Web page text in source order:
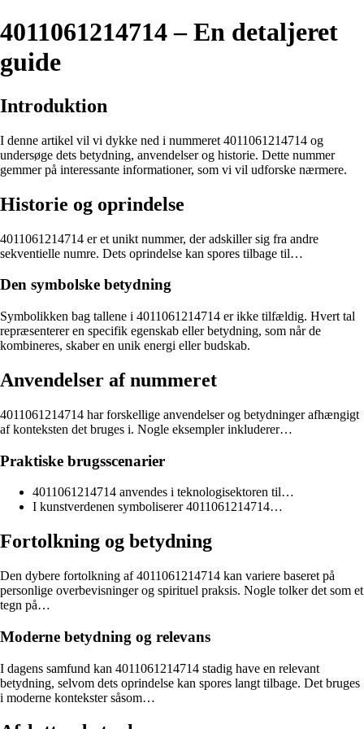
4011061214714 – En detaljeret
guide
Introduktion
I denne artikel vil vi dykke ned i nummeret 4011061214714 og
undersøge dets betydning, anvendelser og historie. Dette nummer
gemmer på interessante informationer, som vi vil udforske nærmere.
Historie og oprindelse
4011061214714 er et unikt nummer, der adskiller sig fra andre
sekventielle numre. Dets oprindelse kan spores tilbage til…
Den symbolske betydning
Symbolikken bag tallene i 4011061214714 er ikke tilfældig. Hvert tal
repræsenterer en specifik egenskab eller betydning, som når de
kombineres, skaber en unik energi eller budskab.
Anvendelser af nummeret
4011061214714 har forskellige anvendelser og betydninger afhængigt
af konteksten det bruges i. Nogle eksempler inkluderer…
Praktiske brugsscenarier
4011061214714 anvendes i teknologisektoren til…
I kunstverdenen symboliserer 4011061214714…
Fortolkning og betydning
Den dybere fortolkning af 4011061214714 kan variere baseret på
personlige overbevisninger og spirituel praksis. Nogle tolker det som et
tegn på…
Moderne betydning og relevans
I dagens samfund kan 4011061214714 stadig have en relevant
betydning, selvom dets oprindelse kan spores langt tilbage. Det bruges
i moderne kontekster såsom…